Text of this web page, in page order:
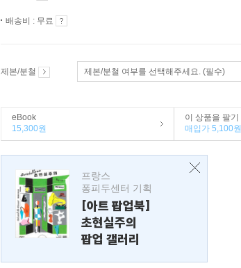
배송비 : 무료
제본/분철 제본/분철 여부를 선택해주세요. (필수)
eBook
15,300원
이 상품을 팔기
매입가 5,100원
프랑스
퐁피두센터 기획
[아트 팝업북]
초현실주의
팝업 갤러리